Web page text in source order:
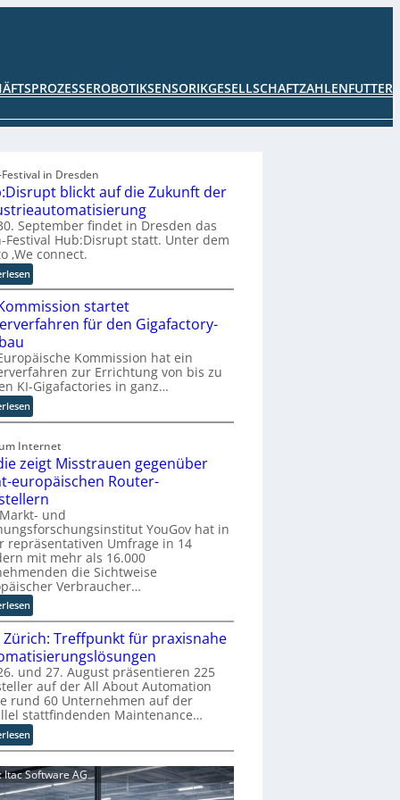
ROBOTIKSENSORIKGESELLSCHAFTZAHLENFUTTER
in Dresden
blickt auf die Zukunft der
September findet in Dresden das
Festival Hub:Disrupt statt. Unter dem
‚We connect.
:
H
u
b
D
i
s
r
u
t
b
l
i
c
k
t
a
u
f
d
i
e
Z
u
k
u
n
f
t
d
e
startet
für den Gigafactory-
Kommission hat ein
zur Errichtung von bis zu
KI-Gigafactories in ganz…
:
E
-
K
o
m
m
i
s
s
i
o
n
t
a
r
t
e
t
B
e
t
Internet
zeigt Misstrauen gegenüber
europäischen Router-
und
YouGov hat in
repräsentativen Umfrage in 14
mit mehr als 16.000
die Sichtweise
Verbraucher…
:
S
t
u
d
i
e
z
e
i
g
t
M
Zürich: Treffpunkt für praxisnahe
und 27. August präsentieren 225
auf der All About Automation
rund 60 Unternehmen auf der
stattfindenden Maintenance…
:
A
A
A
Itac Software AG